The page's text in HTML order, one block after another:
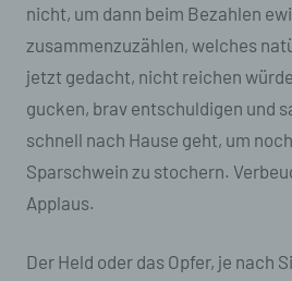
nicht, um dann beim Bezahlen
zusammenzuzählen, welches
jetzt gedacht, nicht reichen
gucken, brav entschuldigen und
schnell nach Hause geht, um
Sparschwein zu stochern.
Applaus.
Der Held oder das Opfer, je nach